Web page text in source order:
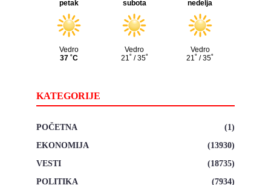
KATEGORIJE
POČETNA
(1)
EKONOMIJA
(13930)
VESTI
(18735)
POLITIKA
(7934)